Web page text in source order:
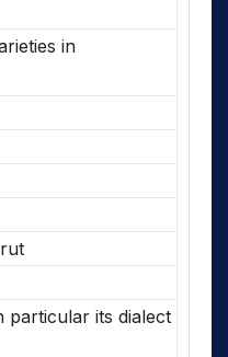
in
particular its dialect